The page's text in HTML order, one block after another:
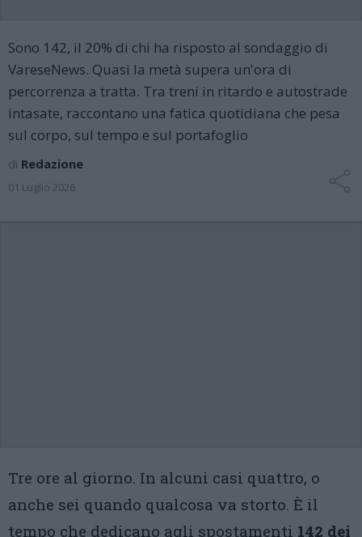
Sono 142, il 20% di chi ha risposto al sondaggio di
VareseNews. Quasi la metà supera un'ora di
percorrenza a tratta. Tra treni in ritardo e autostrade
intasate, raccontano una fatica quotidiana che pesa
sul corpo, sul tempo e sul portafoglio
di Redazione
01 Luglio 2026
Tre ore al giorno. In alcuni casi quattro, o
anche sei quando qualcosa va storto. È il
tempo che dedicano agli spostamenti 142 dei